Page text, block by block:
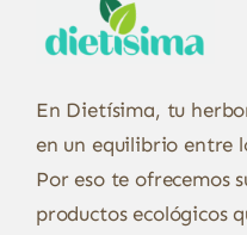
En Dietísima, tu
en un equilibrio entre
Por eso te ofrecemos
productos ecológicos